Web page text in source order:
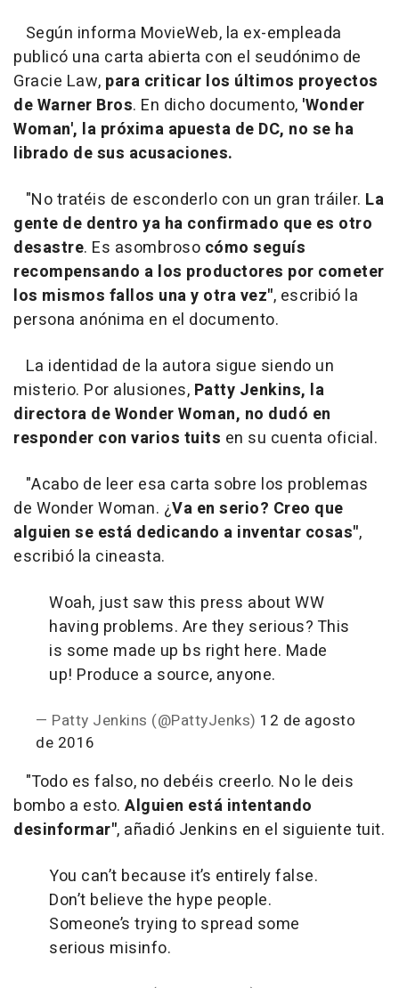
Según informa MovieWeb, la ex-empleada
publicó una carta abierta con el seudónimo de
Gracie Law, para criticar los últimos proyectos
de Warner Bros. En dicho documento, 'Wonder
Woman', la próxima apuesta de DC, no se ha
librado de sus acusaciones.
"No tratéis de esconderlo con un gran tráiler. La
gente de dentro ya ha confirmado que es otro
desastre. Es asombroso cómo seguís
recompensando a los productores por cometer
los mismos fallos una y otra vez", escribió la
persona anónima en el documento.
La identidad de la autora sigue siendo un
misterio. Por alusiones, Patty Jenkins, la
directora de Wonder Woman, no dudó en
responder con varios tuits en su cuenta oficial.
"Acabo de leer esa carta sobre los problemas
de Wonder Woman. ¿Va en serio? Creo que
alguien se está dedicando a inventar cosas",
escribió la cineasta.
Woah, just saw this press about WW
having problems. Are they serious? This
is some made up bs right here. Made
up! Produce a source, anyone.
— Patty Jenkins (@PattyJenks) 12 de agosto
de 2016
"Todo es falso, no debéis creerlo. No le deis
bombo a esto. Alguien está intentando
desinformar", añadió Jenkins en el siguiente tuit.
You can’t because it’s entirely false.
Don’t believe the hype people.
Someone’s trying to spread some
serious misinfo.